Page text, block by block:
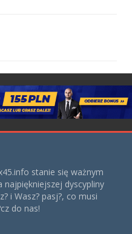
stanie się ważnym
dyscypliny
i Wasz? pasj?, co musi
do nas!